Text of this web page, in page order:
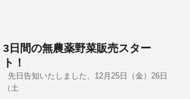
3日間の無農薬野菜販売スター
ト！
先日告知いたしました、12月25日（金）26日
（土